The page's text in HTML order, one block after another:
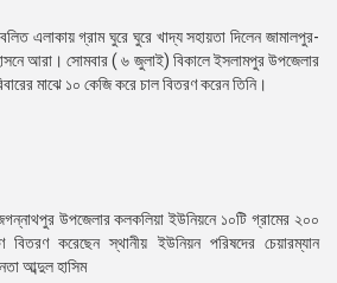
এলাকায় গ্রাম ঘুরে ঘুরে খাদ্য সহায়তা দিলেন জামালপুর-
আরা। সোমবার ( ৬ জুলাই) বিকালে ইসলামপুর উপজেলার
মাঝে ১০ কেজি করে চাল বিতরণ করেন তিনি।
উপজেলার কলকলিয়া ইউনিয়নে ১০টি গ্রামের ২০০
বিতরণ করেছেন স্থানীয় ইউনিয়ন পরিষদের চেয়ারম্যান
আব্দুল হাসিম